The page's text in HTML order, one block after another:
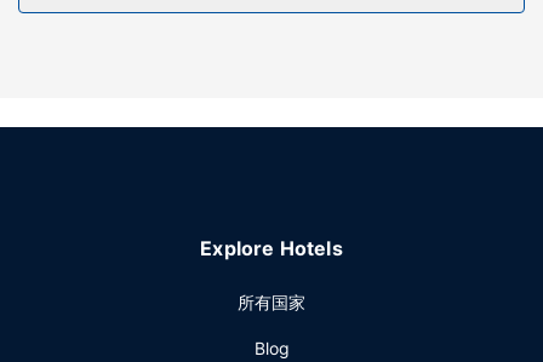
自助式早餐（收费）供应时间为：周一至周五 06:30 至
Explore Hotels
所有国家
Blog